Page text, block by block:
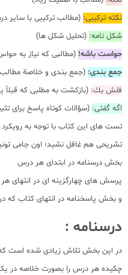
نكته تركيبى: (مطالب تركيبى با ساير
شكل نامه: (تحليل شكل ها)
حواست باشه! (مطالبى كه نياز به
جمع بندى: (جمع بندى و خلاصة
فلش بك: (بازكشت به مطلبى كه قبلاً
اگه گفتی: (سؤالات كوتاه پاسخ براى
تست هاى اين كتاب با توجه به
تشريحى هم غافل نشيد؛ اون جامى تونيد جواب هاى قانع كننده و ٧ تله یا دام
بخش درسنامه در ابتدای هر درس
پرسش های چهارگزینه ای در انتهای
و بخش پاسخنامه در انتهای کتاب که
درسنامه :
در این بخش تلاش زیادی شده است که
چکیده هر درس را بصورت خلاصه در یک